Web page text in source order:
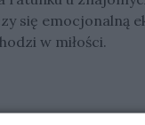
się emocjonalną
w miłości.